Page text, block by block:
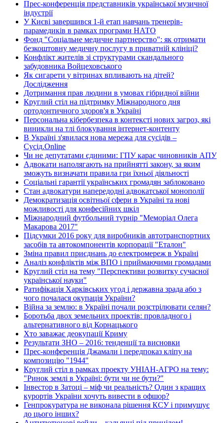
Прес-конференція представників української музичної
індустрії
У Києві завершився 1-й етап навчань тренерів-
парамедиків в рамках програми НАТО
Фонд "Соціальне медичне партнерство": як отримати
безкоштовну медичну послугу в приватній клініці?
Конфлікт жителів зі структурами скандального
забудовника Войцеховського
Як сигарети у вітринах впливають на дітей?
Дослідження
Дотримання прав людини в умовах гібридної війни
Круглий стіл на підтримку Міжнародного дня
ортодонтичного здоров'я в Україні
Персональна кібербезпека в контексті нових загроз, які
виникли на тлі блокування інтернет-контенту
В Україні з'явилася нова мережа для сусідів –
Сусід.Online
Чи не депутатами єдиними: ГПУ карає чиновників АПУ
Адвокати наполягають на прийнятті закону, за яким
зможуть визначати правила гри їхньої діяльності
Соціальні гарантії українських громадян заблоковано
Стан адвокатури напередодні адвокатської монополії
Демократизація освітньої сфери в Україні та нові
можливості для конфесійних шкіл
Міжнародний футбольний турнір "Меморіал Олега
Макарова 2017"
Підсумки 2016 року для виробників автотранспортних
засобів та автокомпонентів корпорації "Еталон"
Зміна правил приєднань до електромереж в Україні
Аналіз конфліктів між ВПО і приймаючими громадами
Круглий стіл на тему "Перспективи розвитку сучасної
української науки"
Ратифікація Харківських угод і державна зрада або з
чого почалася окупація України?
Війна за землю: в Україні почали розстрілювати селян?
Боротьба двох земельних проектів: провладного і
альтернативного від Корнацького
Хто заважає деокупації Криму
Результати ЗНО – 2016: тенденції та висновки
Прес-конференція Джамали і передпоказ кліпу на
композицію "1944"
Круглий стіл в рамках проекту УНІАН-АГРО на тему:
"Ринок землі в Україні: бути чи не бути?"
Інвестор в Затоці – міф чи реальність? Один з кращих
курортів України хочуть вивести в офшор?
Генпрокуратура не виконала рішення КСУ і примушує
до цього інших?